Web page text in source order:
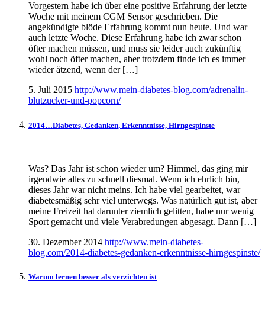
Vorgestern habe ich über eine positive Erfahrung der letzte
Woche mit meinem CGM Sensor geschrieben. Die
angekündigte blöde Erfahrung kommt nun heute. Und war
auch letzte Woche. Diese Erfahrung habe ich zwar schon
öfter machen müssen, und muss sie leider auch zukünftig
wohl noch öfter machen, aber trotzdem finde ich es immer
wieder ätzend, wenn der […]
5. Juli 2015 http://www.mein-diabetes-blog.com/adrenalin-
blutzucker-und-popcorn/
2014…Diabetes, Gedanken, Erkenntnisse, Hirngespinste
Was? Das Jahr ist schon wieder um? Himmel, das ging mir
irgendwie alles zu schnell diesmal. Wenn ich ehrlich bin,
dieses Jahr war nicht meins. Ich habe viel gearbeitet, war
diabetesmäßig sehr viel unterwegs. Was natürlich gut ist, aber
meine Freizeit hat darunter ziemlich gelitten, habe nur wenig
Sport gemacht und viele Verabredungen abgesagt. Dann […]
30. Dezember 2014 http://www.mein-diabetes-
blog.com/2014-diabetes-gedanken-erkenntnisse-hirngespinste/
Warum lernen besser als verzichten ist